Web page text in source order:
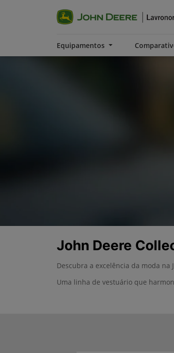
Equipamentos
John Deere
Descubra a excelência da moda na
Uma linha de vestuário que